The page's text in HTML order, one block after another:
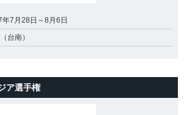
年7月28日～8月6日
台南）
ア選手権